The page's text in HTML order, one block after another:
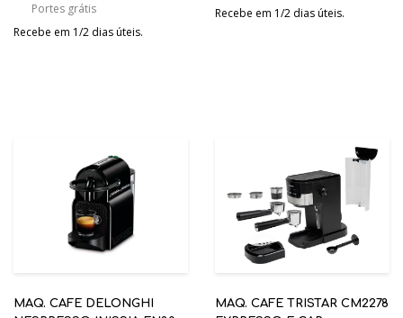
Portes grátis
Recebe em 1/2 dias úteis.
Recebe em 1/2 dias úteis.
MAQ. CAFE DELONGHI
MAQ. CAFE TRISTAR CM2278